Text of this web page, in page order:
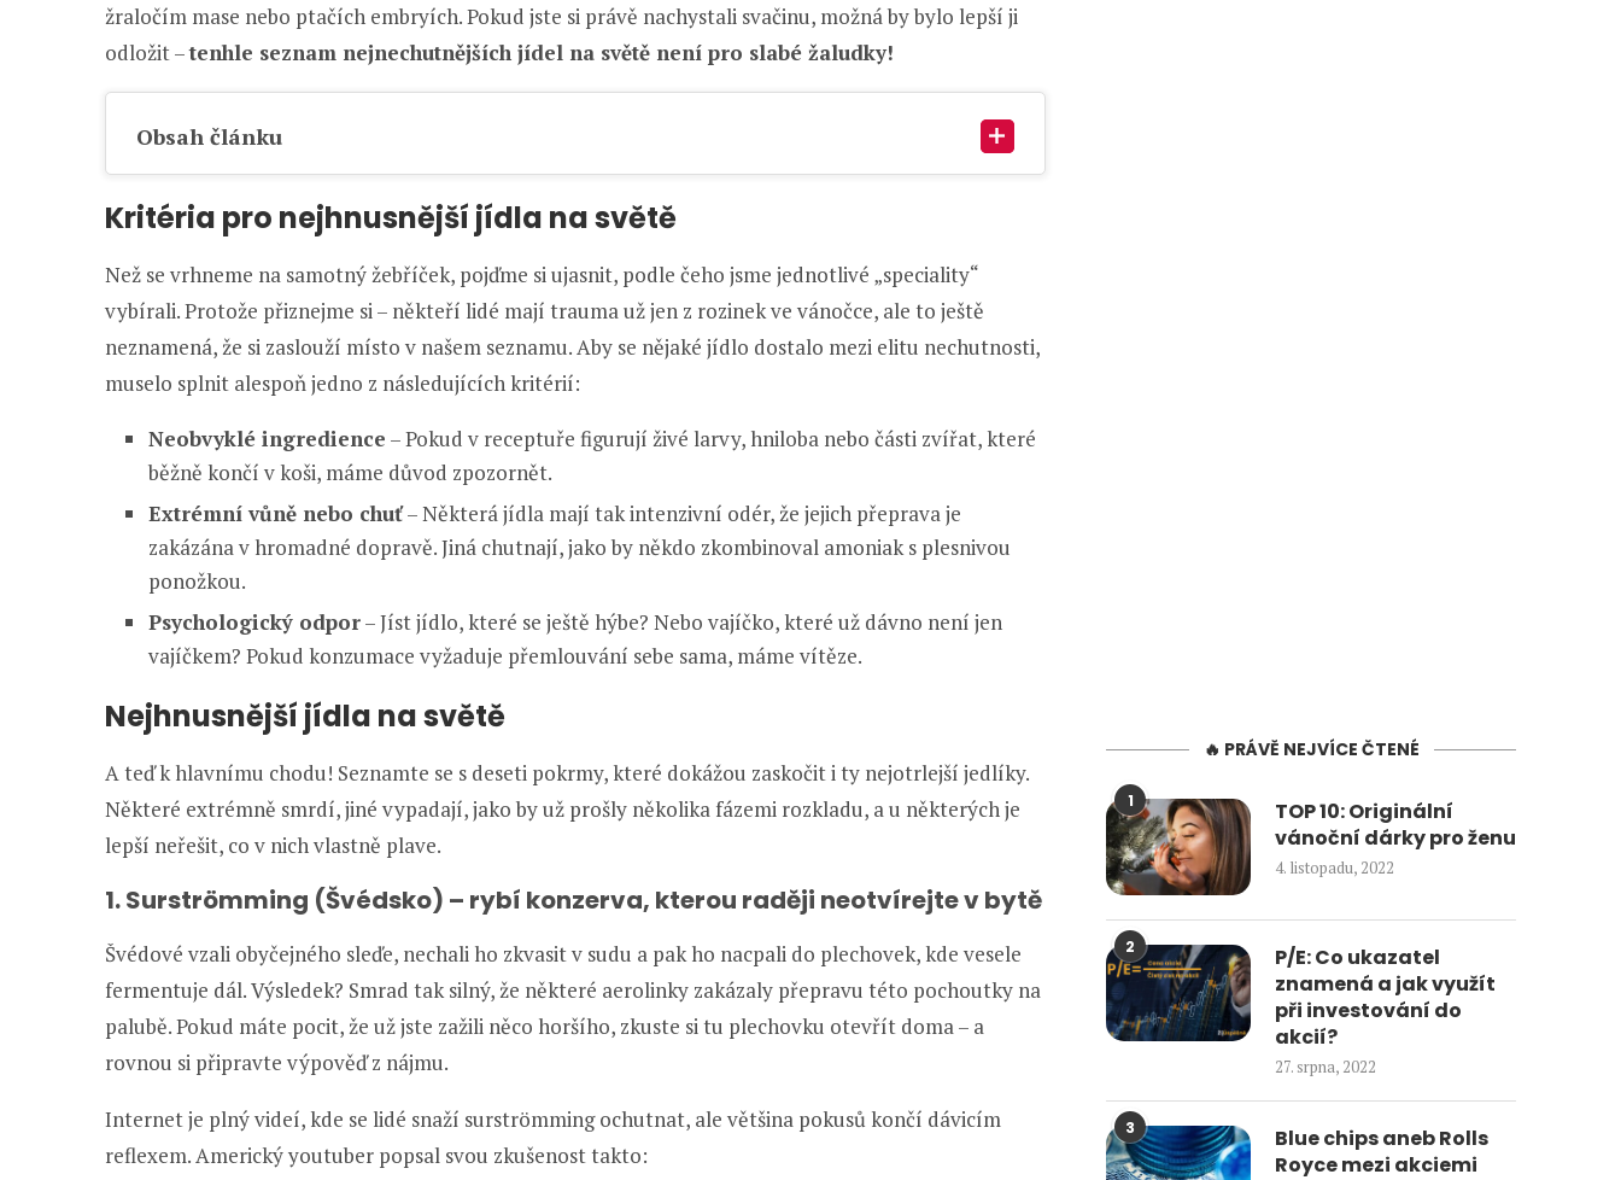
žraločím mase nebo ptačích embryích. Pokud jste si právě nachystali svačinu, možná by bylo lepší ji
odložit –tenhle seznam nejnechutnějších jídel na světě není pro slabé žaludky!
Obsah článku
Kritéria pro nejhnusnější jídla na světě
Než se vrhneme na samotný žebříček, pojďme si ujasnit, podle čeho jsme jednotlivé „speciality“
vybírali. Protože přiznejme si – někteří lidé mají trauma už jen z rozinek ve vánočce, ale to ještě
neznamená, že si zaslouží místo v našem seznamu. Aby se nějaké jídlo dostalo mezi elitu nechutnosti,
muselo splnit alespoň jedno z následujících kritérií:
Neobvyklé ingredience – Pokud v receptuře figurují živé larvy, hniloba nebo části zvířat, které
běžně končí v koši, máme důvod zpozornět.
Extrémní vůně nebo chuť– Některá jídla mají tak intenzivní odér, že jejich přeprava je
zakázána v hromadné dopravě. Jiná chutnají, jako by někdo zkombinoval amoniak s plesnivou
ponožkou.
Psychologický odpor– Jíst jídlo, které se ještě hýbe? Nebo vajíčko, které už dávno není jen
vajíčkem? Pokud konzumace vyžaduje přemlouvání sebe sama, máme vítěze.
Nejhnusnější jídla na světě
A teď k hlavnímu chodu! Seznamte se s deseti pokrmy, které dokážou zaskočit i ty nejotrlejší jedlíky.
Některé extrémně smrdí, jiné vypadají, jako by už prošly několika fázemi rozkladu, a u některých je
lepší neřešit, co v nich vlastně plave.
1. Surströmming (Švédsko) – rybí konzerva, kterou raději neotvírejte v bytě
Švédové vzali obyčejného sleďe, nechali ho zkvasit v sudu a pak ho nacpali do plechovek, kde vesele
fermentuje dál. Výsledek? Smrad tak silný, že některé aerolinky zakázaly přepravu této pochoutky na
palubě. Pokud máte pocit, že už jste zažili něco horšího, zkuste si tu plechovku otevřít doma – a
rovnou si připravte výpověď z nájmu.
Internet je plný videí, kde se lidé snaží surströmming ochutnat, ale většina pokusů končí dávicím
reflexem. Americký youtuber popsal svou zkušenost takto:
🔥 PRÁVĚ NEJVÍCE ČTENÉ
1
TOP 10: Originální
vánoční dárky pro ženu
4. listopadu, 2022
2
P/E: Co ukazatel
znamená a jak využít
při investování do
akcií?
27. srpna, 2022
3
Blue chips aneb Rolls
Royce mezi akciemi